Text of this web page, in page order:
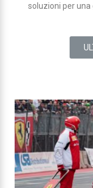
soluzioni per una